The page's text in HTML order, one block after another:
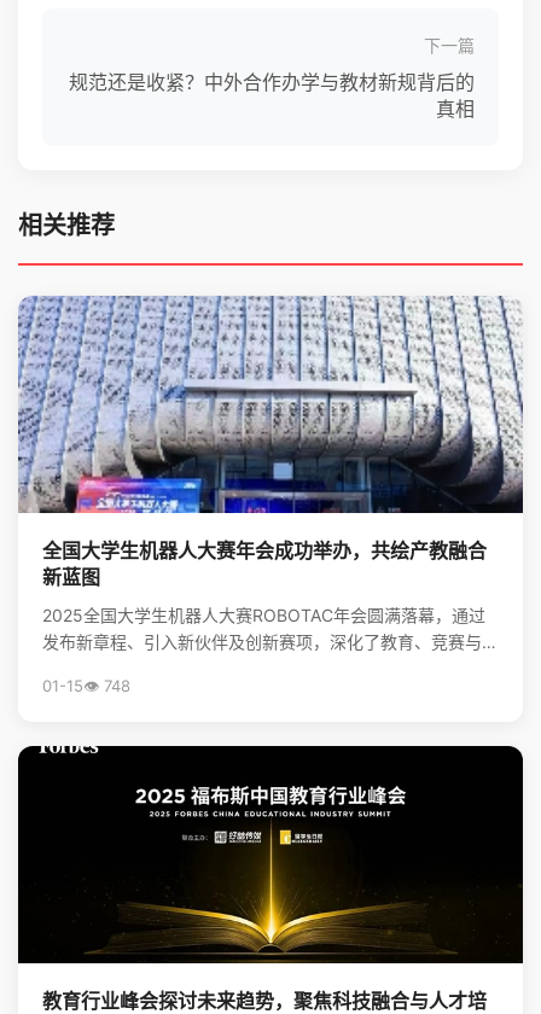
下一篇
规范还是收紧？中外合作办学与教材新规背后的
真相
相关推荐
全国大学生机器人大赛年会成功举办，共绘产教融合
新蓝图
2025全国大学生机器人大赛ROBOTAC年会圆满落幕，通过
发布新章程、引入新伙伴及创新赛项，深化了教育、竞赛与产
01-15👁️ 748
教育行业峰会探讨未来趋势，聚焦科技融合与人才培